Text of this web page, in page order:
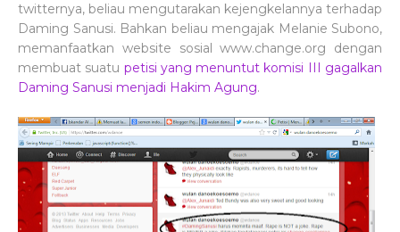
twitternya, beliau mengutarakan kejengkelannya terhadap
Daming Sanusi. Bahkan beliau mengajak Melanie Subono,
memanfaatkan website sosial www.change.org dengan
membuat suatu petisi yang menuntut komisi III gagalkan
Daming Sanusi menjadi Hakim Agung.